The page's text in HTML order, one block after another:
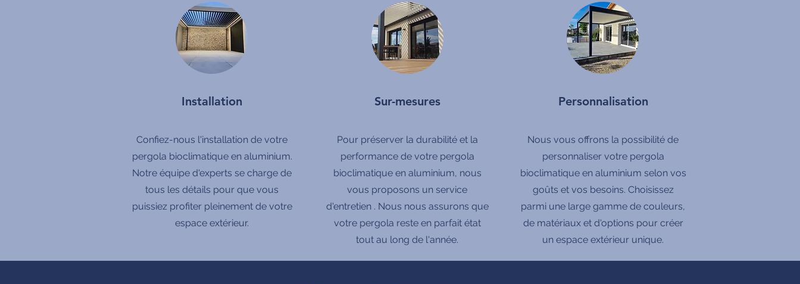
Installation
Confiez-nous l'installation de votre
pergola bioclimatique en aluminium.
Notre équipe d'experts se charge de
tous les détails pour que vous
puissiez profiter pleinement de votre
espace extérieur.
Sur-mesures
Pour préserver la durabilité et la
performance de votre pergola
bioclimatique en aluminium, nous
vous proposons un service
d'entretien . Nous nous assurons que
votre pergola reste en parfait état
tout au long de l'année.
Personnalisation
Nous vous offrons la possibilité de
personnaliser votre pergola
bioclimatique en aluminium selon vos
goûts et vos besoins. Choisissez
parmi une large gamme de couleurs,
de matériaux et d'options pour créer
un espace extérieur unique.